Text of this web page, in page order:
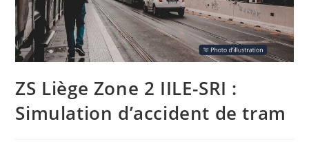
ZS Liège Zone 2 IILE-SRI :
Simulation d’accident de tram